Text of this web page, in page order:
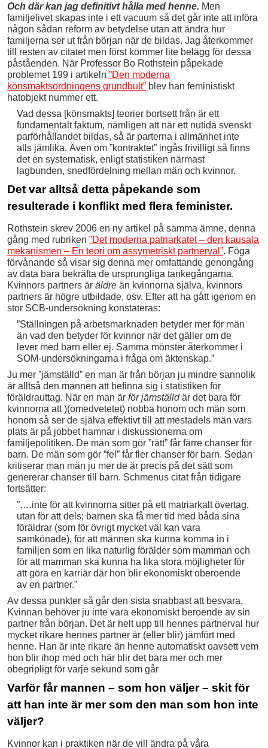
Och där kan jag definitivt hålla med henne. Men
familjelivet skapas inte i ett vacuum så det går inte att införa
någon sådan reform av betydelse utan att ändra hur
familjerna ser ut från början när de bildas. Jag återkommer
till resten av citatet men först kommer lite belägg för dessa
påståenden. När Professor Bo Rothstein påpekade
problemet 199 i artikeln ”Den moderna
könsmaktsordningens grundbult” blev han feministiskt
hatobjekt nummer ett.
Vad dessa [könsmakts] teorier bortsett från är ett
fundamentalt faktum, nämligen att när ett nutida svenskt
parförhållandet bildas, så är parterna i allmänhet inte
alls jämlika. Även om ”kontraktet” ingås frivilligt så finns
det en systematisk, enligt statistiken närmast
lagbunden, snedfördelning mellan män och kvinnor.
Det var alltså detta påpekande som
resulterade i konflikt med flera feminister.
Rothstein skrev 2006 en ny artikel på samma ämne, denna
gång med rubriken ”Det moderna patriarkatet – den kausala
mekanismen – En teori om assymetriskt partnerval”. Föga
förvånande så visar sig denna mer omfattande genongång
av data bara bekräfta de ursprungliga tankegångarna.
Kvinnors partners är äldre än kvinnorna själva, kvinnors
partners är högre utbildade, osv. Efter att ha gått igenom en
stor SCB-undersökning konstateras:
”Ställningen på arbetsmarknaden betyder mer för män
än vad den betyder för kvinnor när det gäller om de
lever med barn eller ej. Samma mönster återkommer i
SOM‐undersökningarna i fråga om äktenskap.”
Ju mer ”jämställd” en man är från början ju mindre sannolik
är alltså den mannen att befinna sig i statistiken för
föräldrauttag. När en man är för jämställdär det bara för
kvinnorna att )(omedvetetet) nobba honom och män som
honom så ser de själva effektivt till att mestadels män vars
plats är på jobbet hamnar i diskussionerna om
familjepolitiken. De män som gör ”rätt” får färre chanser för
barn. De män som gör ”fel” får fler chanser för barn. Sedan
kritiserar man män ju mer de är precis på det sätt som
genererar chanser till barn. Schmenus citat från tidigare
fortsätter:
”….inte för att kvinnorna sitter på ett matriarkalt övertag,
utan för att dels; barnen ska få mer tid med båda sina
föräldrar (som för övrigt mycket väl kan vara
samkönade), för att männen ska kunna komma in i
familjen som en lika naturlig förälder som mamman och
för att mamman ska kunna ha lika stora möjligheter för
att göra en karriär där hon blir ekonomiskt oberoende
av en partner.”
Av dessa punkter så går den sista snabbast att besvara.
Kvinnan behöver ju inte vara ekonomiskt beroende av sin
partner från början. Det är helt upp till hennes partnerval hur
mycket rikare hennes partner är (eller blir) jämfört med
henne. Han är inte rikare än henne automatiskt oavsett vem
hon blir ihop med och här blir det bara mer och mer
obegripligt för varje sekund som går
Varför får mannen – som hon väljer – skit för
att han inte är mer som den man som hon inte
väljer?
Kvinnor kan i praktiken när de vill ändra på våra